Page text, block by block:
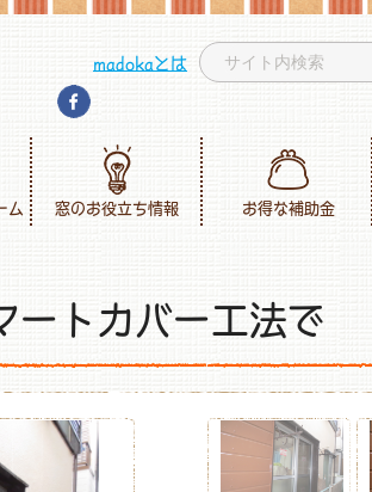
madokaとは
ム 窓のお役立ち情報 お得な補助金
トカバー工法で